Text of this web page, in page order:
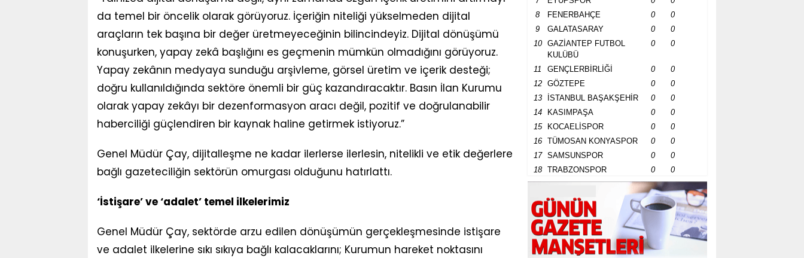
da temel bir öncelik olarak görüyoruz. İçeriğin niteliği yükselmeden dijital
araçların tek başına bir değer üretmeyeceğinin bilincindeyiz. Dijital dönüşümü
konuşurken, yapay zekâ başlığını es geçmenin mümkün olmadığını görüyoruz.
Yapay zekânın medyaya sunduğu arşivleme, görsel üretim ve içerik desteği;
doğru kullanıldığında sektöre önemli bir güç kazandıracaktır. Basın İlan Kurumu
olarak yapay zekâyı bir dezenformasyon aracı değil, pozitif ve doğrulanabilir
haberciliği güçlendiren bir kaynak haline getirmek istiyoruz.”
Genel Müdür Çay, dijitalleşme ne kadar ilerlerse ilerlesin, nitelikli ve etik değerlere
bağlı gazeteciliğin sektörün omurgası olduğunu hatırlattı.
‘İstişare’ ve ‘adalet’ temel ilkelerimiz
Genel Müdür Çay, sektörde arzu edilen dönüşümün gerçekleşmesinde istişare
ve adalet ilkelerine sıkı sıkıya bağlı kalacaklarını; Kurumun hareket noktasını
8
FENERBAHÇE 0
0
9
GALATASARAY 0
0
10
GAZİANTEP FUTBOL
KULÜBÜ
0 0
11 GENÇLERBİRLİĞİ 0
0
12
GÖZTEPE 0
0
13
İSTANBUL BAŞAKŞEHİR 0
0
14
KASIMPAŞA 0
0
15
KOCAELİSPOR 0
0
16
TÜMOSAN KONYASPOR 0
0
17
SAMSUNSPOR 0
0
18
TRABZONSPOR 0 0